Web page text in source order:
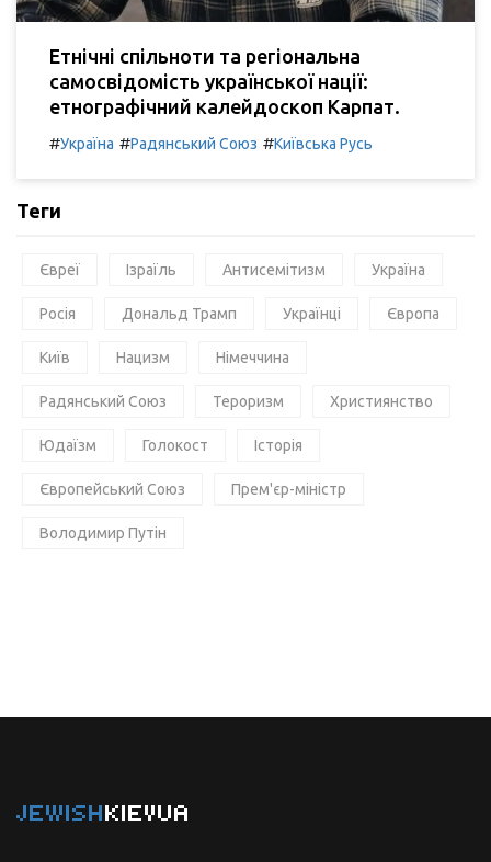
Етнічні спільноти та регіональна
самосвідомість української нації:
етнографічний калейдоскоп Карпат.
#Україна #Радянський Союз #Київська Русь
Теги
Євреї Ізраїль Антисемітизм Україна
Росія Дональд Трамп Українці Європа
Київ Нацизм Німеччина
Радянський Союз Тероризм Християнство
Юдаїзм Голокост Історія
Європейський Союз Прем'єр-міністр
Володимир Путін
JEWISHKIEVUA